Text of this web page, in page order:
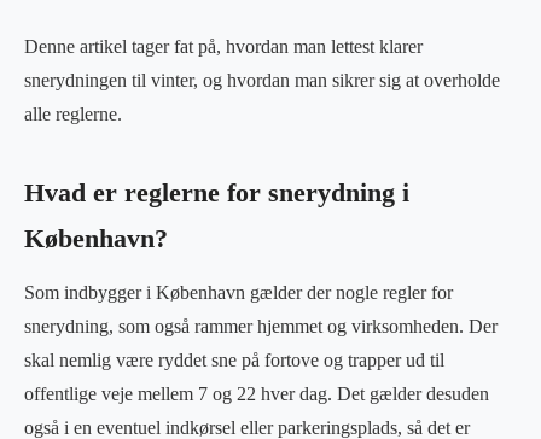
Denne artikel tager fat på, hvordan man lettest klarer
snerydningen til vinter, og hvordan man sikrer sig at overholde
alle reglerne.
Hvad er reglerne for snerydning i
København?
Som indbygger i København gælder der nogle regler for
snerydning, som også rammer hjemmet og virksomheden. Der
skal nemlig være ryddet sne på fortove og trapper ud til
offentlige veje mellem 7 og 22 hver dag. Det gælder desuden
også i en eventuel indkørsel eller parkeringsplads, så det er